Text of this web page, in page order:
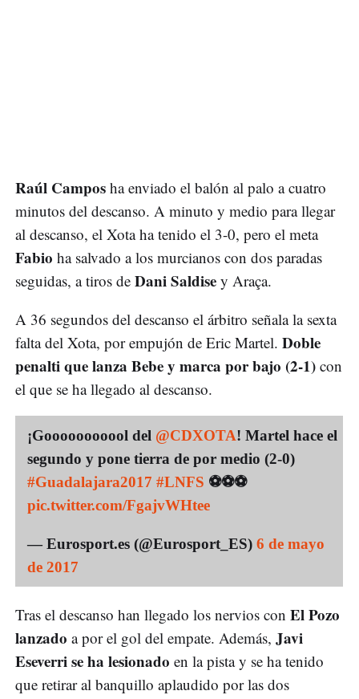
Raúl Campos ha enviado el balón al palo a cuatro
minutos del descanso. A minuto y medio para llegar
al descanso, el Xota ha tenido el 3-0, pero el meta
Fabio ha salvado a los murcianos con dos paradas
seguidas, a tiros de Dani Saldise y Araça.
A 36 segundos del descanso el árbitro señala la sexta
falta del Xota, por empujón de Eric Martel. Doble
penalti que lanza Bebe y marca por bajo (2-1) con
el que se ha llegado al descanso.
¡Gooooooooool del @CDXOTA! Martel hace el
segundo y pone tierra de por medio (2-0)
#Guadalajara2017 #LNFS ⚽️⚽️⚽️
pic.twitter.com/FgajvWHtee
— Eurosport.es (@Eurosport_ES) 6 de mayo
de 2017
Tras el descanso han llegado los nervios con El Pozo
lanzado a por el gol del empate. Además, Javi
Eseverri se ha lesionado en la pista y se ha tenido
que retirar al banquillo aplaudido por las dos